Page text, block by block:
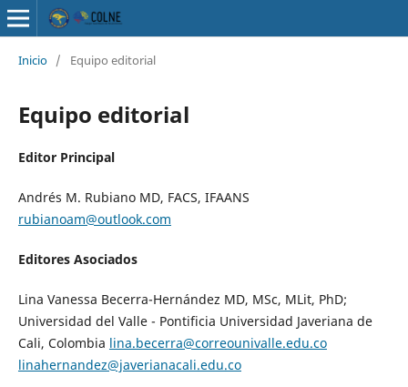
Inicio / Equipo editorial
Equipo editorial
Editor Principal
Andrés M. Rubiano MD, FACS, IFAANS
rubianoam@outlook.com
Editores Asociados
Lina Vanessa Becerra-Hernández MD, MSc, MLit, PhD;
Universidad del Valle - Pontificia Universidad Javeriana de
Cali, Colombia lina.becerra@correounivalle.edu.co
linahernandez@javerianacali.edu.co